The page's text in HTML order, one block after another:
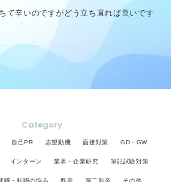
て辛いのですがどう立ち直れば良いです
Category
自己PR 志望動機 面接対策 GD・GW
インターン 業界・企業研究 筆記試験対策
職・転職の悩み 既卒 第二新卒 その他